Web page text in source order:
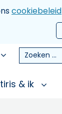
cookiebeleid
Zoeken
& ik